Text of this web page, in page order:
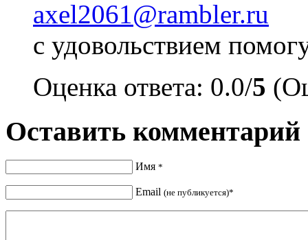
axel2061@rambler.ru
с удовольствием
Оценка ответа: 0.0/5
Оставить комментарий
Имя *
Email (не публикуется)*